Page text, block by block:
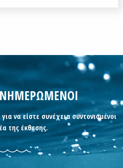
να είστε συνέχεια συντονισμένοι
της έκθεσης.